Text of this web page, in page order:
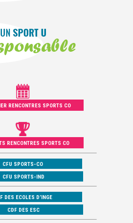
RENCONTRES SPORTS CO
RENCONTRES SPORTS CO
CFU SPORTS-CO
CFU SPORTS-IND
DES ECOLES D’INGE
CDF DES ESC